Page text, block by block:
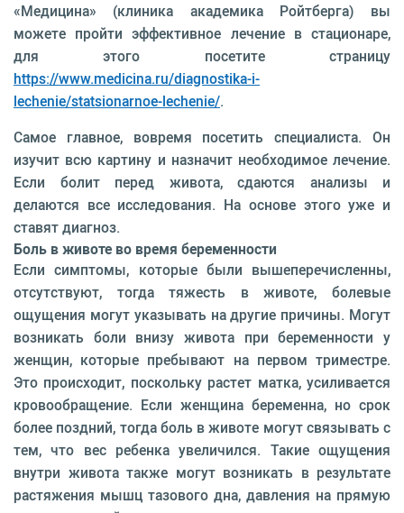
«Медицина» (клиника академика Ройтберга) вы
можете пройти эффективное лечение в стационаре,
для этого посетите страницу
https://www.medicina.ru/diagnostika-i-
lechenie/statsionarnoe-lechenie/.
Самое главное, вовремя посетить специалиста. Он
изучит всю картину и назначит необходимое лечение.
Если болит перед живота, сдаются анализы и
делаются все исследования. На основе этого уже и
ставят диагноз.
Боль в животе во время беременности
Если симптомы, которые были вышеперечисленны,
отсутствуют, тогда тяжесть в животе, болевые
ощущения могут указывать на другие причины. Могут
возникать боли внизу живота при беременности у
женщин, которые пребывают на первом триместре.
Это происходит, поскольку растет матка, усиливается
кровообращение. Если женщина беременна, но срок
более поздний, тогда боль в животе могут связывать с
тем, что вес ребенка увеличился. Такие ощущения
внутри живота также могут возникать в результате
растяжения мышц тазового дна, давления на прямую